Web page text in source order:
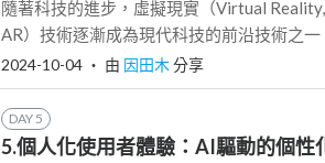
隨著科技的進步，虛擬現實（Virtual
AR）技術逐漸成為現代科技的前沿技術之一
2024-10-04 ‧ 由 因田木 分享
DAY 5
5.個人化使用者體驗：AI驅動的個性